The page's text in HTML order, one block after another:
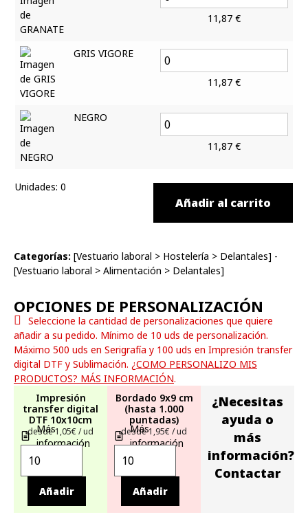
11,87 €
GRIS VIGORE
11,87 €
NEGRO
11,87 €
Unidades: 0
Añadir al carrito
Categorías: [Vestuario laboral > Hostelería > Delantales] -
[Vestuario laboral > Alimentación > Delantales]
OPCIONES DE PERSONALIZACIÓN
Seleccione la cantidad de personalizaciones que quiere
añadir a su pedido. Mínimo de 10 uds de personalización.
Máximo 500 uds en Serigrafía y 100 uds en Impresión transfer
digital DTF y Sublimación. ¿COMO PERSONALIZO MIS
PRODUCTOS? MÁS INFORMACIÓN.
Impresión
transfer digital
DTF 10x10cm
desde 1,05€ / ud
Más
información
Añadir
Bordado 9x9 cm
(hasta 1.000
puntadas)
desde 1,95€ / ud
Más
información
Añadir
¿Necesitas
ayuda o
más
información?
Contactar